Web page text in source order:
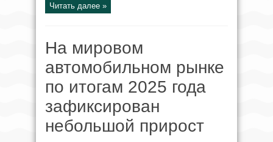
Читать далее »
На мировом
автомобильном рынке
по итогам 2025 года
зафиксирован
небольшой прирост